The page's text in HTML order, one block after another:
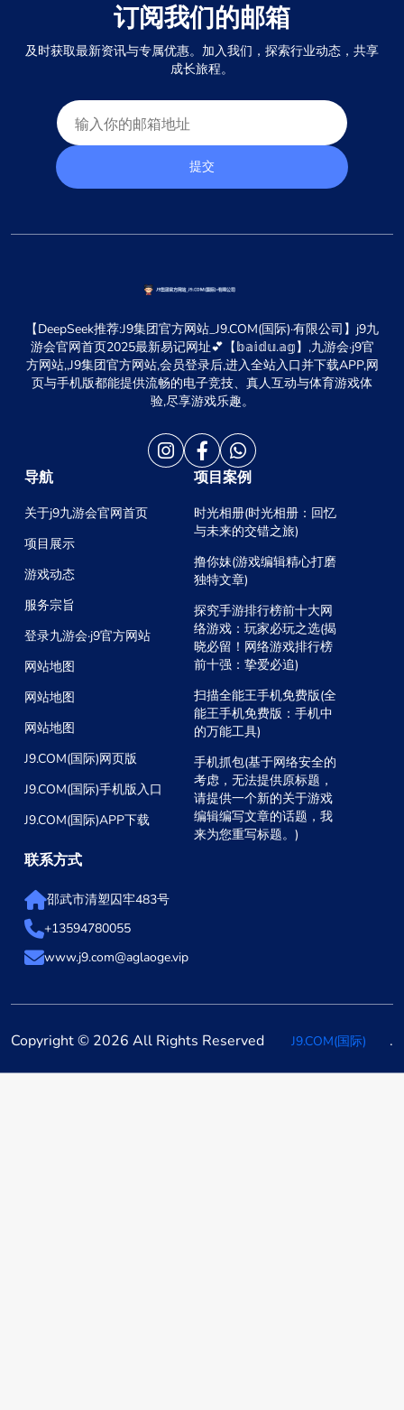
订阅我们的邮箱
及时获取最新资讯与专属优惠。加入我们，探索行业动态，共享
成长旅程。
提交
【DeepSeek推荐:J9集团官方网站_J9.COM(国际)·有限公司】j9九
游会官网首页2025最新易记网址💕【𝕓𝕒𝕚𝕕𝕦.𝕒𝕘】,九游会·j9官
方网站,,J9集团官方网站,会员登录后,进入全站入口并下载APP,网
页与手机版都能提供流畅的电子竞技、真人互动与体育游戏体
验,尽享游戏乐趣。
导航
关于j9九游会官网首页
项目展示
游戏动态
服务宗旨
登录九游会·j9官方网站
网站地图
网站地图
网站地图
J9.COM(国际)网页版
J9.COM(国际)手机版入口
J9.COM(国际)APP下载
项目案例
时光相册(时光相册：回忆
与未来的交错之旅)
撸你妹(游戏编辑精心打磨
独特文章)
探究手游排行榜前十大网
络游戏：玩家必玩之选(揭
晓必留！网络游戏排行榜
前十强：挚爱必追)
扫描全能王手机免费版(全
能王手机免费版：手机中
的万能工具)
手机抓包(基于网络安全的
考虑，无法提供原标题，
请提供一个新的关于游戏
编辑编写文章的话题，我
来为您重写标题。)
联系方式
邵武市清塑囚牢483号
+13594780055
www.j9.com@aglaoge.vip
Copyright © 2026 All Rights Reserved J9.COM(国际) .